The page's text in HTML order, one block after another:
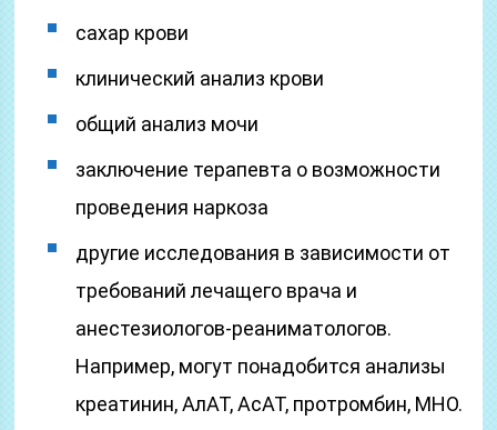
сахар крови
клинический анализ крови
общий анализ мочи
заключение терапевта о возможности
проведения наркоза
другие исследования в зависимости от
требований лечащего врача и
анестезиологов-реаниматологов.
Например, могут понадобится анализы
креатинин, АлАТ, АсАТ, протромбин, МНО.